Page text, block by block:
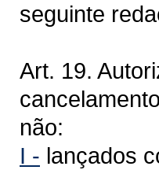
seguinte
Art. 19.
não:
I - lançados